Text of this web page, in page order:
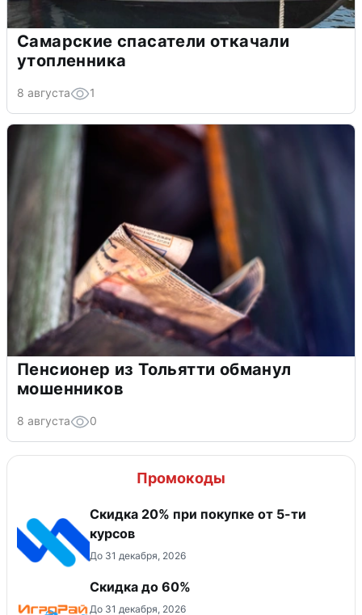
Самарские спасатели откачали
утопленника
8 августа 1
Пенсионер из Тольятти обманул
мошенников
8 августа 0
Промокоды
Скидка 20% при покупке от 5-ти
курсов
До 31 декабря, 2026
Скидка до 60%
До 31 декабря, 2026